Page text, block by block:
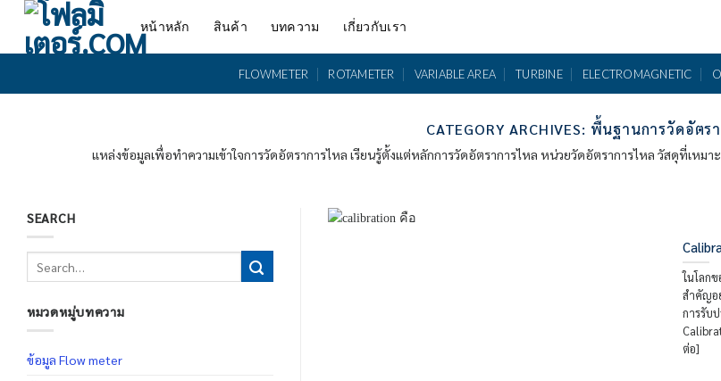
content
หน้าหลัก สินค้า บทความ เกี่ยวกับเรา
FLOWMETER ROTAMETER VARIABLE AREA TURBINE ELECTROMAGNETIC
CATEGORY ARCHIVES: พื้นฐานการวัดอัตร
แหล่งข้อมูลเพื่อทำความเข้าใจการวัดอัตราการไหล เรียนรู้ตั้งแต่หลักการวัดอัตราการไหล หน่วยวัดอัตราการไหล วัสดุที่เหม
SEARCH
หมวดหมู่บทความ
ข้อมูล Flow meter
ในโลก
สำคัญอ
การรับ
ต่อ]